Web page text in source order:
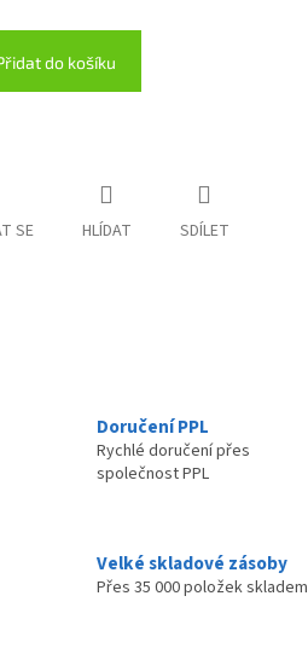
do košíku
SE HLÍDAT SDÍLET
Doručení PPL
Rychlé doručení přes
společnost PPL
Velké skladové zásoby
Přes 35 000 položek skladem